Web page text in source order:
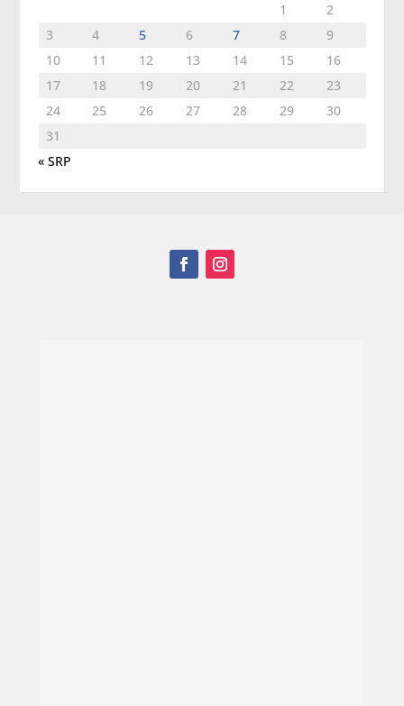
1
2
3
4 5 6 7 8
9
10
11 12 13 14 15
16
17
18 19 20 21 22
23
24
25 26 27 28 29
30
31
« SRP